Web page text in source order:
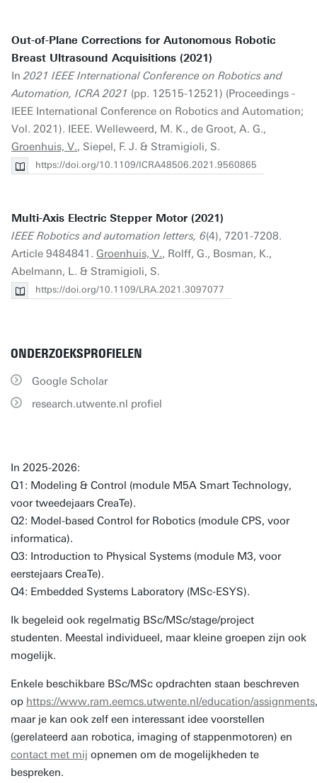
Out-of-Plane Corrections for Autonomous Robotic
Breast Ultrasound Acquisitions (2021)
In2021 IEEE International Conference on Robotics and
Automation, ICRA 2021 (pp. 12515-12521) (Proceedings -
IEEE International Conference on Robotics and Automation;
Vol. 2021). IEEE. Welleweerd, M. K., de Groot, A. G.,
Groenhuis, V., Siepel, F. J. & Stramigioli, S.
https://doi.org/10.1109/ICRA48506.2021.9560865
Multi-Axis Electric Stepper Motor (2021)
IEEE Robotics and automation letters, 6(4), 7201-7208.
Article 9484841. Groenhuis, V., Rolff, G., Bosman, K.,
Abelmann, L. & Stramigioli, S.
https://doi.org/10.1109/LRA.2021.3097077
ONDERZOEKSPROFIELEN
Google Scholar
research.utwente.nl profiel
In 2025-2026:
Q1: Modeling & Control (module M5A Smart Technology,
voor tweedejaars CreaTe).
Q2: Model-based Control for Robotics (module CPS, voor
informatica).
Q3: Introduction to Physical Systems (module M3, voor
eerstejaars CreaTe).
Q4: Embedded Systems Laboratory (MSc-ESYS).
Ik begeleid ook regelmatig BSc/MSc/stage/project
studenten. Meestal individueel, maar kleine groepen zijn ook
mogelijk.
Enkele beschikbare BSc/MSc opdrachten staan beschreven
op https://www.ram.eemcs.utwente.nl/education/assignments,
maar je kan ook zelf een interessant idee voorstellen
(gerelateerd aan robotica, imaging of stappenmotoren) en
contact met mij opnemen om de mogelijkheden te
bespreken.